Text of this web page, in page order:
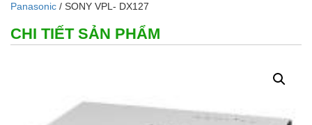
Panasonic / SONY VPL- DX127
CHI TIẾT SẢN PHẨM